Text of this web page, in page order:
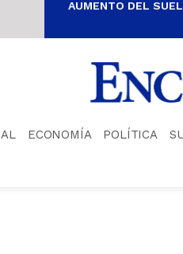
AUMENTO DEL
ECONOMÍA POLÍTICA